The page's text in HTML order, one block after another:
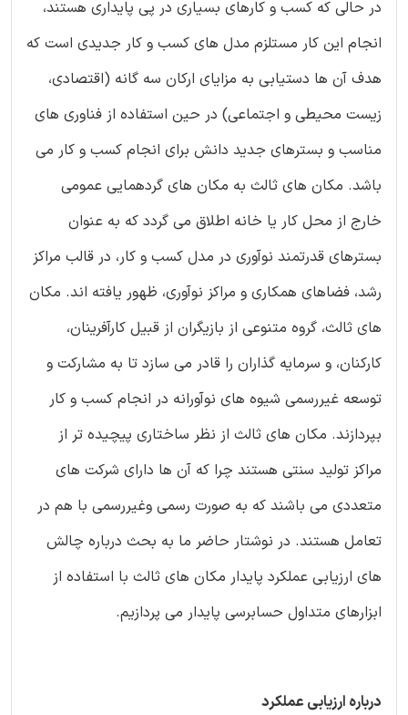
در حالی که کسب و کارهای بسیاری در پی پایداری هستند،
انجام این کار مستلزم مدل های کسب و کار جدیدی است که
هدف آن ها دستیابی به مزایای ارکان سه گانه (اقتصادی،
زیست محیطی و اجتماعی) در حین استفاده از فناوری های
مناسب و بسترهای جدید دانش برای انجام کسب و کار می
باشد. مکان های ثالث به مکان های گردهمایی عمومی
خارج از محل کار یا خانه اطلاق می گردد که به عنوان
بسترهای قدرتمند نوآوری در مدل کسب و کار، در قالب مراکز
رشد، فضاهای همکاری و مراکز نوآوری، ظهور یافته اند. مکان
های ثالث، گروه متنوعی از بازیگران از قبیل کارآفرینان،
کارکنان، و سرمایه گذاران را قادر می سازد تا به مشارکت و
توسعه غیررسمی شیوه های نوآورانه در انجام کسب و کار
بپردازند. مکان های ثالث از نظر ساختاری پیچیده تر از
مراکز تولید سنتی هستند چرا که آن ها دارای شرکت های
متعددی می باشند که به صورت رسمی وغیررسمی با هم در
تعامل هستند. در نوشتار حاضر ما به بحث درباره چالش
های ارزیابی عملکرد پایدار مکان های ثالث با استفاده از
ابزارهای متداول حسابرسی پایدار می پردازیم.
درباره ارزیابی عملکرد